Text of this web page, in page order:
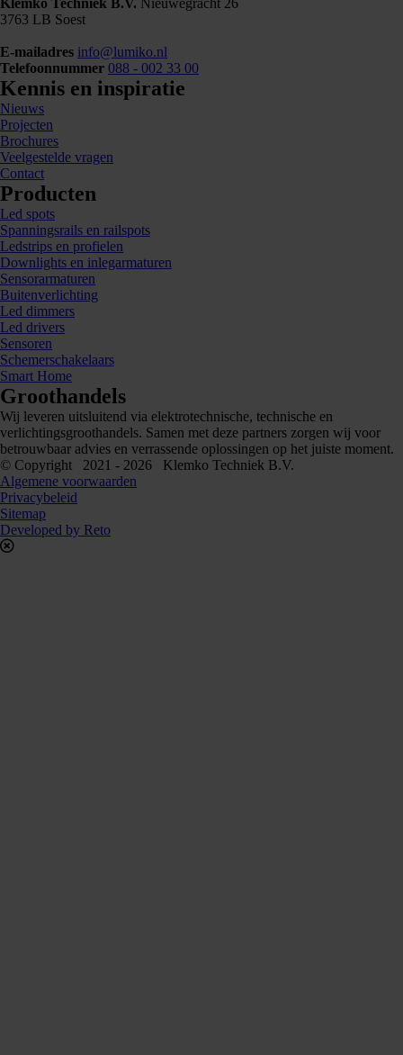
Klemko Techniek B.V. Nieuwegracht 26
3763 LB Soest
E-mailadres info@lumiko.nl
Telefoonnummer 088 - 002 33 00
Kennis en inspiratie
Nieuws
Projecten
Brochures
Veelgestelde vragen
Contact
Producten
Led spots
Spanningsrails en railspots
Ledstrips en profielen
Downlights en inlegarmaturen
Sensorarmaturen
Buitenverlichting
Led dimmers
Led drivers
Sensoren
Schemerschakelaars
Smart Home
Groothandels
Wij leveren uitsluitend via elektrotechnische, technische en
verlichtingsgroothandels. Samen met deze partners zorgen wij voor
betrouwbaar advies en verrassende oplossingen op het juiste moment.
© Copyright 2021 - 2026 Klemko Techniek B.V.
Algemene voorwaarden
Privacybeleid
Sitemap
Developed by Reto